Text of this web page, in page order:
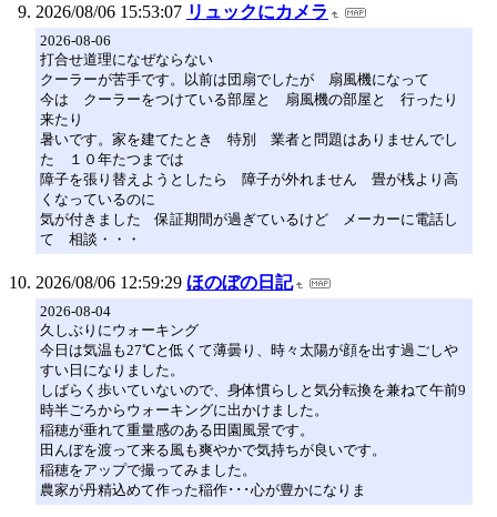
2026/08/06 15:53:07 リュックにカメラ
2026-08-06
打合せ道理になぜならない
クーラーが苦手です。以前は団扇でしたが 扇風機になって
今は クーラーをつけている部屋と 扇風機の部屋と 行ったり
来たり
暑いです。家を建てたとき 特別 業者と問題はありませんでし
た １０年たつまでは
障子を張り替えようとしたら 障子が外れません 畳が桟より高
くなっているのに
気が付きました 保証期間が過ぎているけど メーカーに電話し
て 相談・・・
2026/08/06 12:59:29 ほのぼの日記
2026-08-04
久しぶりにウォーキング
今日は気温も27℃と低くて薄曇り、時々太陽が顔を出す過ごしや
すい日になりました。
しばらく歩いていないので、身体慣らしと気分転換を兼ねて午前9
時半ごろからウォーキングに出かけました。
稲穂が垂れて重量感のある田園風景です。
田んぼを渡って来る風も爽やかで気持ちが良いです。
稲穂をアップで撮ってみました。
農家が丹精込めて作った稲作･･･心が豊かになりま